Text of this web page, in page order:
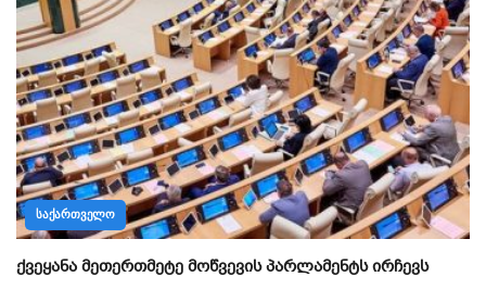
ᲡᲐᲥᲐᲠᲗᲕᲔᲚᲝ
ქვეყანა მეთერთმეტე მოწვევის პარლამენტს ირჩევს